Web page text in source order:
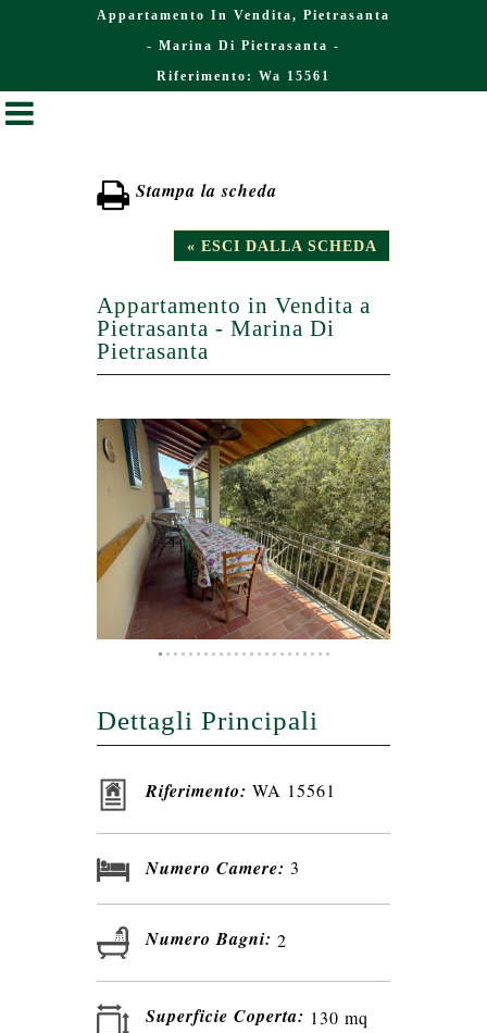
Appartamento In Vendita, Pietrasanta
- Marina Di Pietrasanta -
Riferimento: Wa 15561
Stampa la scheda
« ESCI DALLA SCHEDA
Appartamento in Vendita a
Pietrasanta - Marina Di
Pietrasanta
Dettagli Principali
Riferimento: WA 15561
Numero Camere: 3
Numero Bagni: 2
Superficie Coperta: 130 mq